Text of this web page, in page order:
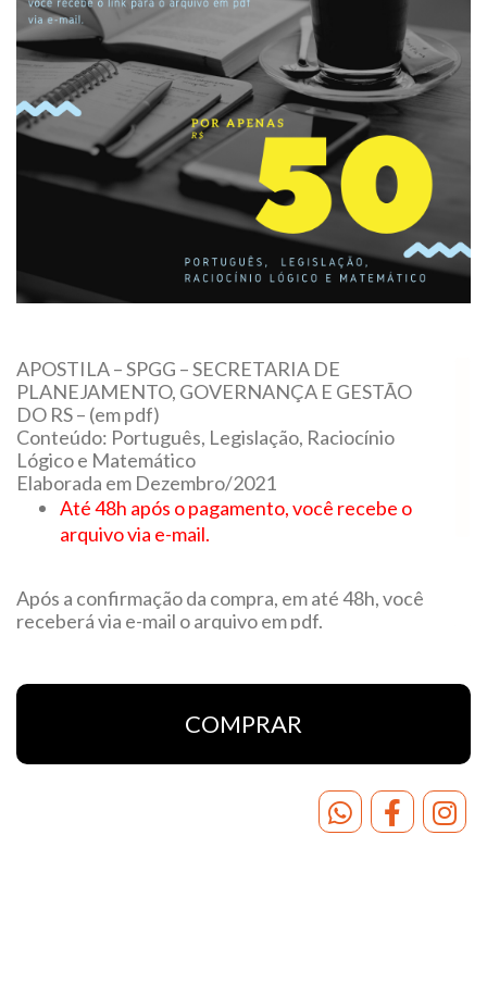
APOSTILA – SPGG – SECRETARIA DE
PLANEJAMENTO, GOVERNANÇA E GESTÃO
DO RS – (em pdf)
Conteúdo: Português, Legislação, Raciocínio
Lógico e Matemático
Elaborada em Dezembro/2021
Até 48h após o pagamento,você recebe o
arquivo via e-mail.
Após a confirmação da compra, em até 48h, você
receberá via e-mail o arquivo em pdf.
EMAIL: cursovigoronline@gmail.com
ENVIAR COMPROVANTE PARA EMAIL:
cursovigoronline@gmail.com INFORMANDO A
APOSTILA ADQUIRIDA.
COMPRAR